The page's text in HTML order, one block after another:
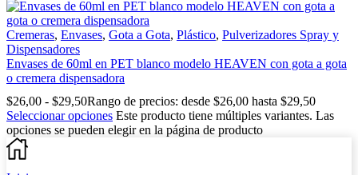
Cremeras, Envases, Gota a Gota, Plástico, Pulverizadores Spray y
Dispensadores
Envases de 60ml en PET blanco modelo HEAVEN con gota a gota
o cremera dispensadora
$26,00 - $29,50Rango de precios: desde $26,00 hasta $29,50
Seleccionar opciones Este producto tiene múltiples variantes. Las
opciones se pueden elegir en la página de producto